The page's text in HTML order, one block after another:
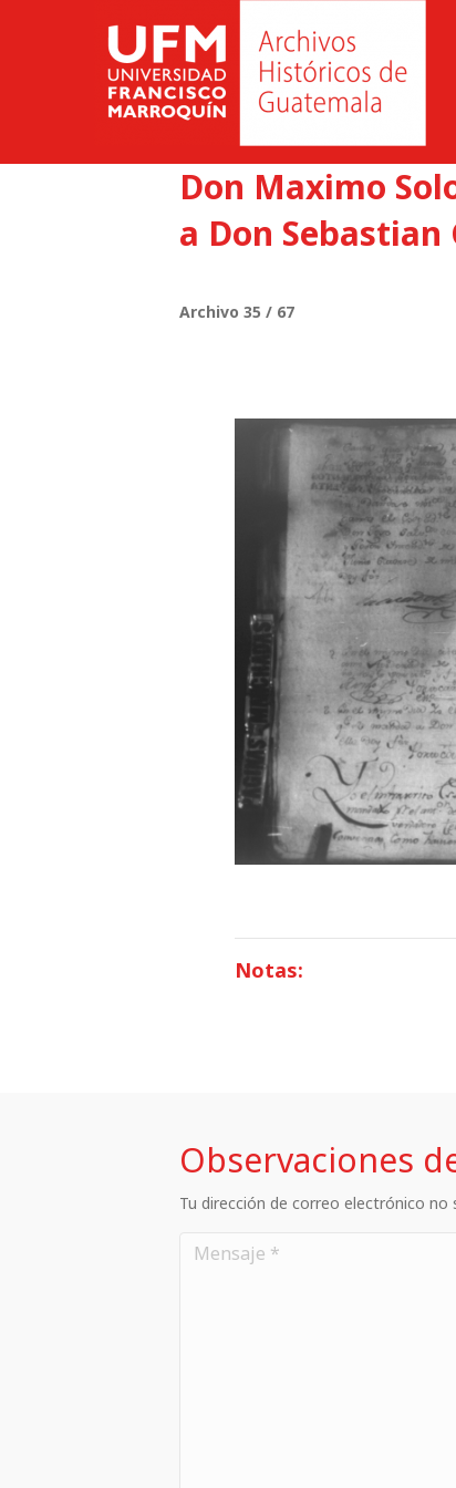
Don Maximo
a Don Sebastian
Archivo 35 / 67
Notas:
Observaciones
Tu dirección de correo electrónico